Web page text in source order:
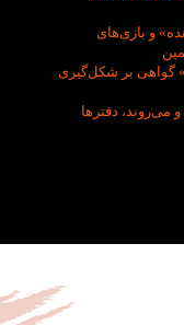
و بازی‌های
گواهی بر شکل‌گیری
می‌روند، دفترها